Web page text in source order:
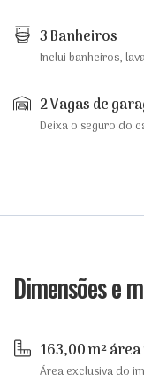
3 Banheiros
Inclui banheiros,
2 Vagas de
Deixa o seguro do
Dimensões e
163,00 m²
Área exclusiva do